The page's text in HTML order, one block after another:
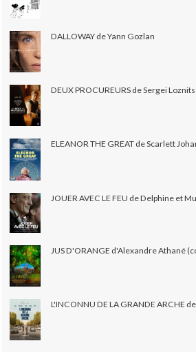
DALLOWAY de Yann Gozlan
DEUX PROCUREURS de Sergei
ELEANOR THE GREAT de Scarlett
JOUER AVEC LE FEU de Delphine et
JUS D'ORANGE d'Alexandre Athané
L'INCONNU DE LA GRANDE ARCHE